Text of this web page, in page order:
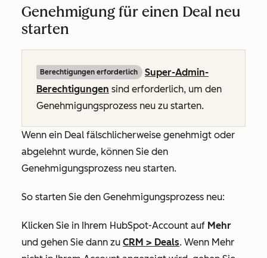
Genehmigung für einen Deal neu
starten
Berechtigungen erforderlich
Super-Admin-
Berechtigungen sind erforderlich, um den
Genehmigungsprozess neu zu starten.
Wenn ein Deal fälschlicherweise genehmigt oder
abgelehnt wurde, können Sie den
Genehmigungsprozess neu starten.
So starten Sie den Genehmigungsprozess neu:
Klicken Sie in Ihrem HubSpot-Account auf Mehr
und gehen Sie dann zu CRM > Deals. Wenn Mehr